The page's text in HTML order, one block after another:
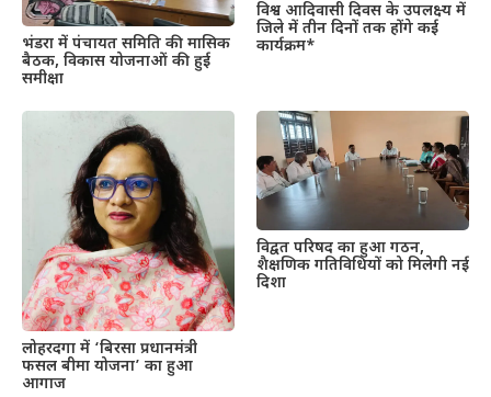
भंडरा में पंचायत समिति की मासिक
बैठक, विकास योजनाओं की हुई
समीक्षा
विश्व आदिवासी दिवस के उपलक्ष्य में
जिले में तीन दिनों तक होंगे कई
कार्यक्रम*
लोहरदगा में ‘बिरसा प्रधानमंत्री
फसल बीमा योजना’ का हुआ
आगाज
विद्वत परिषद का हुआ गठन,
शैक्षणिक गतिविधियों को मिलेगी नई
दिशा